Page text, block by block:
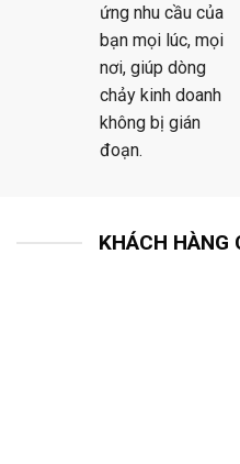
ứng nhu cầu của
bạn mọi lúc, mọi
nơi, giúp dòng
chảy kinh doanh
không bị gián
đoạn.
KHÁCH HÀNG